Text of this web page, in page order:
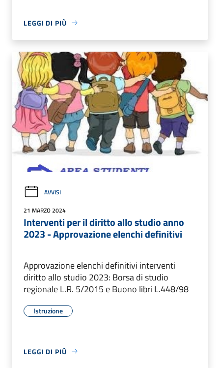
LEGGI DI PIÙ
AVVISI
21 MARZO 2024
Interventi per il diritto allo studio anno
2023 - Approvazione elenchi definitivi
Approvazione elenchi definitivi interventi
diritto allo studio 2023: Borsa di studio
regionale L.R. 5/2015 e Buono libri L.448/98
Istruzione
LEGGI DI PIÙ